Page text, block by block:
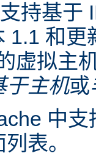
持基于
1.1 和
虚拟主
于主机或
中
表。